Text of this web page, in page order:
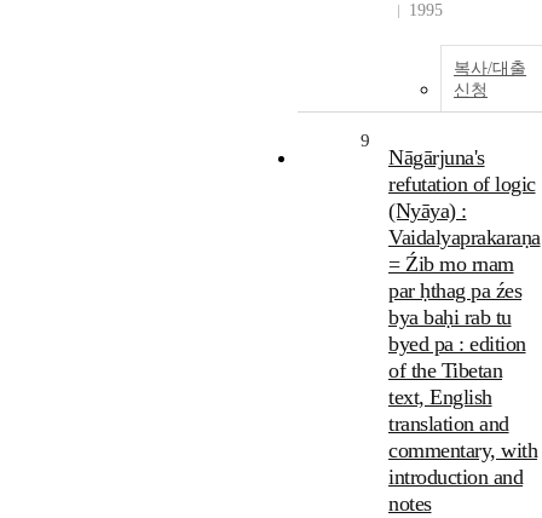
1995
복사/대출
신청
9
Nāgārjuna's
refutation of logic
(Nyāya) :
Vaidalyaprakaraṇa
= Źib mo rnam
par ḥthag pa źes
bya baḥi rab tu
byed pa : edition
of the Tibetan
text, English
translation and
commentary, with
introduction and
notes